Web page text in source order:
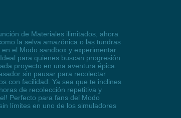
de Materiales ilimitados, ahora
la selva amazónica o las tundras
el Modo sandbox y experimentar
para quienes buscan progresión
proyecto en una aventura épica.
sin pausar para recolectar
con facilidad. Ya sea que te inclines
de recolección repetitiva y
Perfecto para fans del Modo
límites en uno de los simuladores